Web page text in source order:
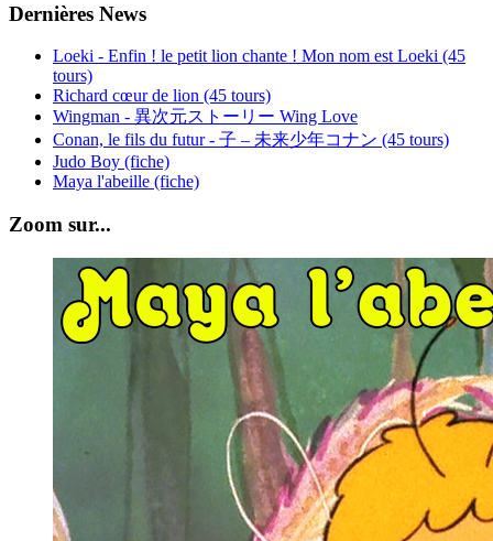
Dernières News
Loeki - Enfin ! le petit lion chante ! Mon nom est Loeki (45
tours)
Richard cœur de lion (45 tours)
Wingman - 異次元ストーリー Wing Love
Conan, le fils du futur - 子 – 未来少年コナン (45 tours)
Judo Boy (fiche)
Maya l'abeille (fiche)
Zoom sur...